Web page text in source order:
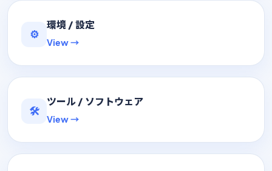
⚙️
環境 / 設定
View →
🛠
ツール / ソフトウェア
View →